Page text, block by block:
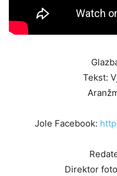
Tekst:
Jole Facebook:
Direktor